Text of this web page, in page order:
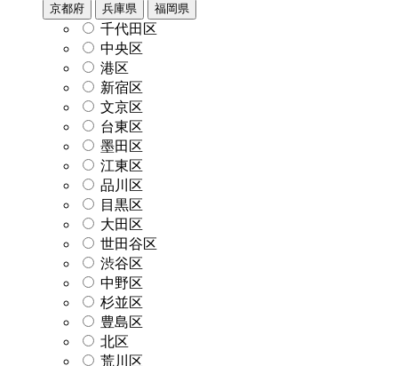
京都府
兵庫県 福岡県
千代田区
中央区
港区
新宿区
文京区
台東区
墨田区
江東区
品川区
目黒区
大田区
世田谷区
渋谷区
中野区
杉並区
豊島区
北区
荒川区